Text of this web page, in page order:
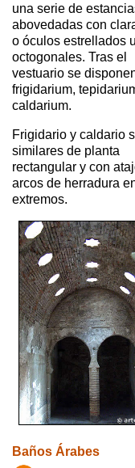
una serie de
abovedadas con
o óculos estrellados u
octogonales. Tras el
vestuario se
frigidarium,
caldarium.
Frigidario y caldario
similares de planta
rectangular y con
arcos de herradura
extremos.
Baños Árabes